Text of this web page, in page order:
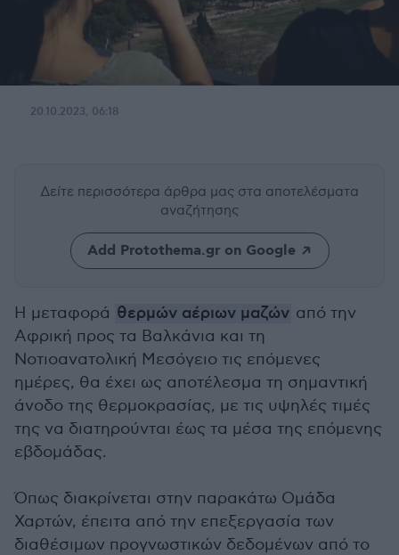
20.10.2023, 06:18
Δείτε περισσότερα άρθρα μας στα αποτελέσματα
αναζήτησης
Add Protothema.gr on Google
Η μεταφορά θερμών αέριων μαζών από την
Αφρική προς τα Βαλκάνια και τη
Νοτιοανατολική Μεσόγειο τις επόμενες
ημέρες, θα έχει ως αποτέλεσμα τη σημαντική
άνοδο της θερμοκρασίας, με τις υψηλές τιμές
της να διατηρούνται έως τα μέσα της επόμενης
εβδομάδας.
Όπως διακρίνεται στην παρακάτω Ομάδα
Χαρτών, έπειτα από την επεξεργασία των
διαθέσιμων προγνωστικών δεδομένων από το